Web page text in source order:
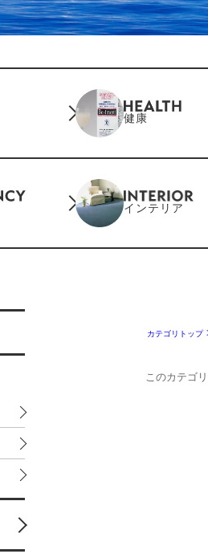
健康
インテリア
カテゴリトップ
このカテゴ